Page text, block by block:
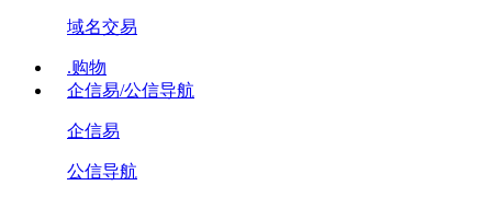
域名交易
.购物
企信易/公信导航
企信易
公信导航